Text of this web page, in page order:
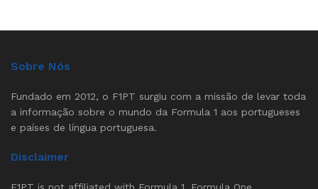
Sobre Nós
Fundado em 2012, o F1PT surgiu com a missão de levar toda
a informação sobre o mundo da Formula 1 aos portugueses
e países de língua portuguesa.
Disclaimer